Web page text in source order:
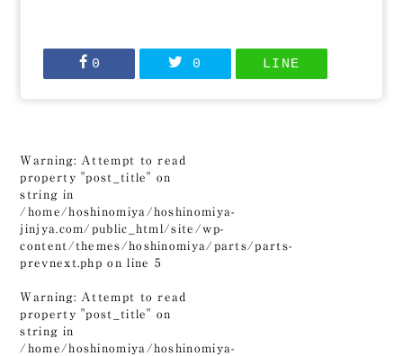
0 0 LINE
Warning: Attempt to read
property "post_title" on
string in
/home/hoshinomiya/hoshinomiya-
jinjya.com/public_html/site/wp-
content/themes/hoshinomiya/parts/parts-
prevnext.php on line 5
Warning: Attempt to read
property "post_title" on
string in
/home/hoshinomiya/hoshinomiya-